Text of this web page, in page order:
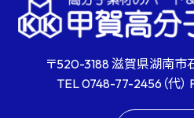
〒520-3188 滋賀県湖南市
TEL0748-77-2456 （代